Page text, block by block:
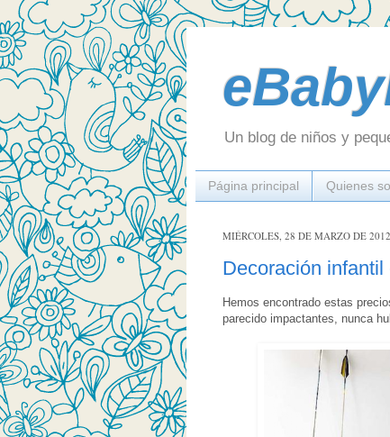
Un blog de niños y
Página principal Quienes
MIÉRCOLES, 28 DE MARZO DE 2012
Decoración
Hemos encontrado estas
parecido impactantes, nunca